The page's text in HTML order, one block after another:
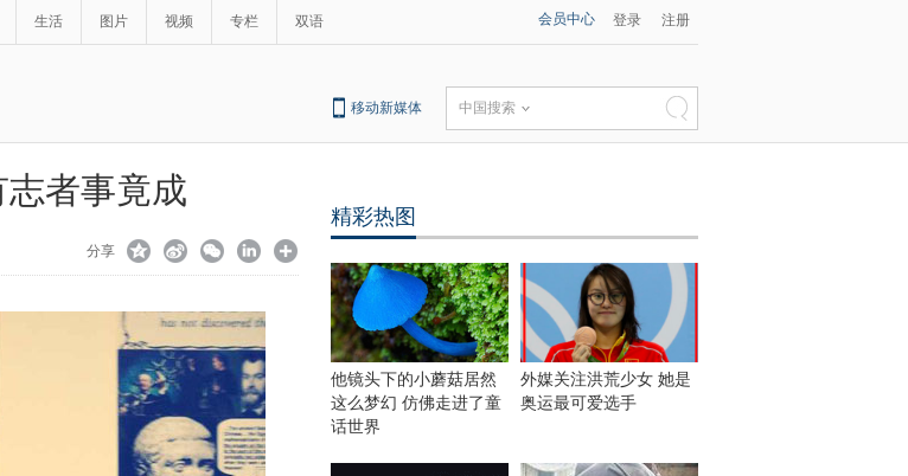
生活 图片 视频 专栏 双语 会员中心 登录 注册
移动新媒体 中国搜索
者事竟成
分享
精彩热图
他镜头下的小蘑菇居然
这么梦幻 仿佛走进了童
话世界
外媒关注洪荒少女 她是
奥运最可爱选手